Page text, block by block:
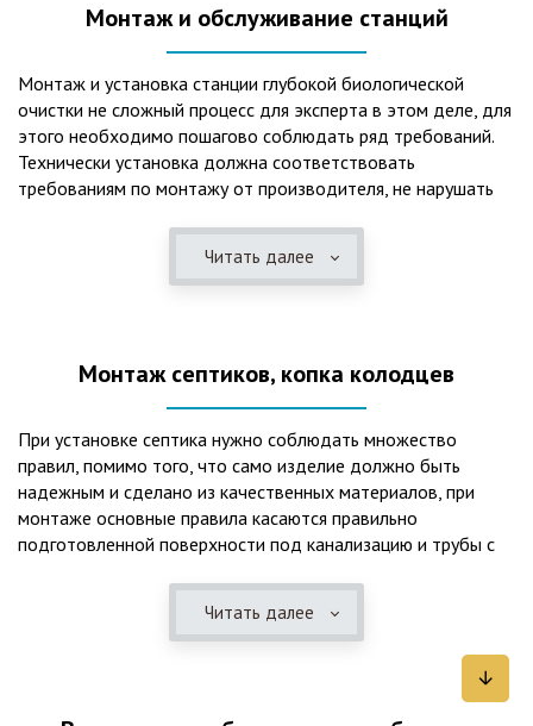
Монтаж и обслуживание станций
Монтаж и установка станции глубокой биологической
очистки не сложный процесс для эксперта в этом деле, для
этого необходимо пошагово соблюдать ряд требований.
Технически установка должна соответствовать
требованиям по монтажу от производителя, не нарушать
представления о требованиях ПУЭ, ведь не качественный
монтаж может привезти не только к выходу из строя
вод – самый эффективный способ из всех существующих
оборудования вода может применяться для хозяйственных
нужд и полива огорода, а остатки ила при чистке могут
стать эффективным удобрением. Нет необходимости
тратить средства на ассенизаторскую машину. Системы
монтируются при минимуме земляных работ, без грязи и
заезда крупной техники, даже при очень высоком уровне
грунтовых вод. Служат до 50 и более лет при уникальной
необходимо удалять ил, самостоятельно или с помощью
Читать далее
Монтаж септиков, копка колодцев
При установке септика нужно соблюдать множество
правил, помимо того, что само изделие должно быть
надежным и сделано из качественных материалов, при
монтаже основные правила касаются правильно
подготовленной поверхности под канализацию и трубы с
Мы установим Вам емкости для фильтрации и отстаивания
сточных вод по технологиям, не приводящим к загрязнению
Читать далее